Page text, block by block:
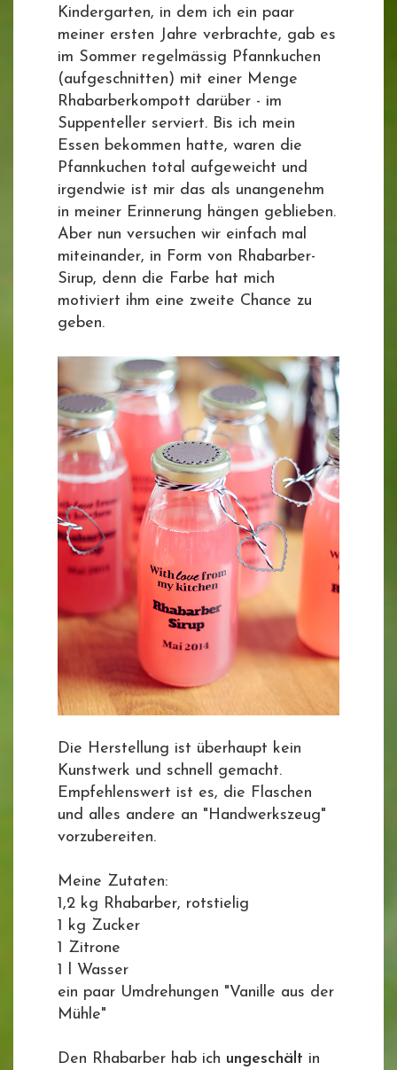
Kindergarten, in dem ich ein paar
meiner ersten Jahre verbrachte, gab es
im Sommer regelmässig Pfannkuchen
(aufgeschnitten) mit einer Menge
Rhabarberkompott darüber - im
Suppenteller serviert. Bis ich mein
Essen bekommen hatte, waren die
Pfannkuchen total aufgeweicht und
irgendwie ist mir das als unangenehm
in meiner Erinnerung hängen geblieben.
Aber nun versuchen wir einfach mal
miteinander, in Form von Rhabarber-
Sirup, denn die Farbe hat mich
motiviert ihm eine zweite Chance zu
geben.
Die Herstellung ist überhaupt kein
Kunstwerk und schnell gemacht.
Empfehlenswert ist es, die Flaschen
und alles andere an "Handwerkszeug"
vorzubereiten.
Meine Zutaten:
1,2 kg Rhabarber, rotstielig
1 kg Zucker
1 Zitrone
1 l Wasser
ein paar Umdrehungen "Vanille aus der
Mühle"
Den Rhabarber hab ich ungeschält in